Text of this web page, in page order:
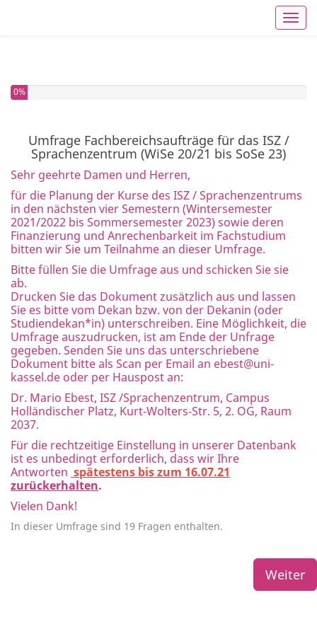
Sie haben 0% dieser Umfrage fertiggestellt.
0%
Umfrage Fachbereichsaufträge für das ISZ /
Sprachenzentrum (WiSe 20/21 bis SoSe 23)
Sehr geehrte Damen und Herren,
für die Planung der Kurse des ISZ / Sprachenzentrums
in den nächsten vier Semestern (Wintersemester
2021/2022 bis Sommersemester 2023) sowie deren
Finanzierung und Anrechenbarkeit im Fachstudium
bitten wir Sie um Teilnahme an dieser Umfrage.
Bitte füllen Sie die Umfrage aus und schicken Sie sie
ab.
Drucken Sie das Dokument zusätzlich aus und lassen
Sie es bitte vom Dekan bzw. von der Dekanin (oder
Studiendekan*in) unterschreiben. Eine Möglichkeit, die
Umfrage auszudrucken, ist am Ende der Unfrage
gegeben. Senden Sie uns das unterschriebene
Dokument bitte als Scan per Email an ebest@uni-
kassel.de oder per Hauspost an:
Dr. Mario Ebest, ISZ /Sprachenzentrum, Campus
Holländischer Platz, Kurt-Wolters-Str. 5, 2. OG, Raum
2037.
Für die rechtzeitige Einstellung in unserer Datenbank
ist es unbedingt erforderlich, dass wir Ihre
Antworten spätestens bis zum 16.07.21
zurückerhalten.
Vielen Dank!
In dieser Umfrage sind 19 Fragen enthalten.
Weiter